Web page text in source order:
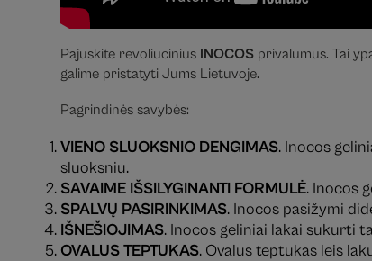
Pajuskite revoliucinius INOCOS privalumus. Tai
galime pristatyti Jums Lietuvoje.
Pagrindinės savybės:
VIENO SLUOKSNIO DENGIMAS. Inocos
sluoksniu.
SAVAIME IŠSILYGINANTI FORMULĖ. Inocos
SPALVŲ PASIRINKIMAS. Inocos pasižymi
IŠNEŠIOJIMAS. Inocos geliniai lakai sukurti
OVALUS TEPTUKAS. Ovalus teptukas leis